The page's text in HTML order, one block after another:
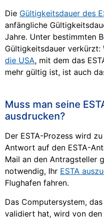
Die Gültigkeitsdauer des
anfängliche
Jahre. Unter bestimmten
Gültigkeitsdauer verkürzt:
die USA, mit dem das
mehr gültig ist, ist auch
Muss man seine
ausdrucken?
Der ESTA-Prozess wird
Antwort auf den ESTA-
Mail an den Antragsteller
notwendig, Ihr ESTA
Flughafen fahren.
Das Computersystem,
validiert hat, wird von